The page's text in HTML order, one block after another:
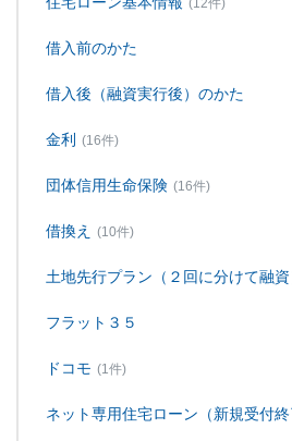
(12件)
借入前のかた
借入後（融資実行後）のかた
金利 (16件)
団体信用生命保険 (16件)
借換え (10件)
土地先行プラン（２回に分けて融資
フラット３５
ドコモ (1件)
ネット専用住宅ローン（新規受付終